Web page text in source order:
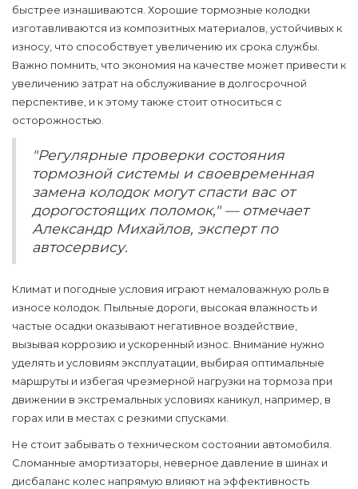
быстрее изнашиваются. Хорошие тормозные колодки
изготавливаются из композитных материалов, устойчивых к
износу, что способствует увеличению их срока службы.
Важно помнить, что экономия на качестве может привести к
увеличению затрат на обслуживание в долгосрочной
перспективе, и к этому также стоит относиться с
осторожностью.
"Регулярные проверки состояния
тормозной системы и своевременная
замена колодок могут спасти вас от
дорогостоящих поломок," — отмечает
Александр Михайлов, эксперт по
автосервису.
Климат и погодные условия играют немаловажную роль в
износе колодок. Пыльные дороги, высокая влажность и
частые осадки оказывают негативное воздействие,
вызывая коррозию и ускоренный износ. Внимание нужно
уделять и условиям эксплуатации, выбирая оптимальные
маршруты и избегая чрезмерной нагрузки на тормоза при
движении в экстремальных условиях каникул, например, в
горах или в местах с резкими спусками.
Не стоит забывать о техническом состоянии автомобиля.
Сломанные амортизаторы, неверное давление в шинах и
дисбаланс колес напрямую влияют на эффективность